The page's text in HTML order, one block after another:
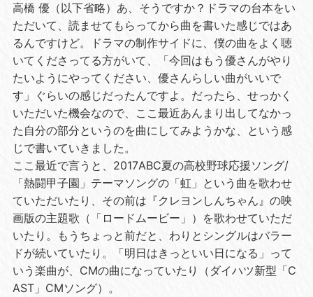
高橋 優（以下省略）あ、そうですか？ドラマの台本をい
ただいて、読ませてもらってから曲を書いた感じではあ
るんですけど。ドラマの制作サイドに、僕の曲をよく聴
いてくださってる方がいて、「今回はもう優さんがやり
たいようにやってください、優さんらしい曲がいいで
す」ぐらいの感じだったんですよ。だったら、せっかく
いただいた機会なので、ここ最近あんまり出してなかっ
た自分の部分というのを曲にしてみようかな、という感
じで書いていきました。
ここ最近で言うと、2017ABC夏の高校野球応援ソング/
「熱闘甲子園」テーマソングの「虹」という曲を歌わせ
ていただいたり、その前は『クレヨンしんちゃん』の映
画版の主題歌（「ロードムービー」）を歌わせていただ
いたり。もうちょっと前だと、わりとシングルはバラー
ドが続いていたり。「明日はきっといい日になる」って
いう楽曲が、CMの曲になっていたり（ダイハツ新型「C
AST」CMソング）。